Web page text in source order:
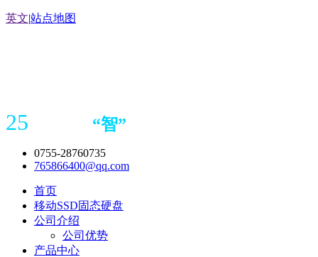
英文|站点地图
25 “智”
0755-28760735
765866400@qq.com
首页
移动SSD固态硬盘
公司介绍
公司优势
产品中心